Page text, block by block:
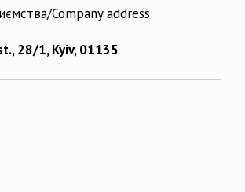
Company address
28/1, Kyiv, 01135